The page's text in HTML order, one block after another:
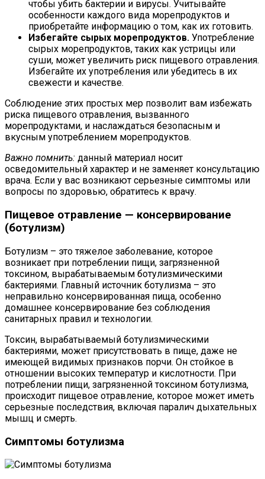
чтобы убить бактерии и вирусы. Учитывайте
особенности каждого вида морепродуктов и
приобретайте информацию о том, как их готовить.
Избегайте сырых морепродуктов. Употребление
сырых морепродуктов, таких как устрицы или
суши, может увеличить риск пищевого отравления.
Избегайте их употребления или убедитесь в их
свежести и качестве.
Соблюдение этих простых мер позволит вам избежать
риска пищевого отравления, вызванного
морепродуктами, и наслаждаться безопасным и
вкусным употреблением морепродуктов.
Важно помнить: данный материал носит
осведомительный характер и не заменяет консультацию
врача. Если у вас возникают серьезные симптомы или
вопросы по здоровью, обратитесь к врачу.
Пищевое отравление — консервирование
(ботулизм)
Ботулизм – это тяжелое заболевание, которое
возникает при потреблении пищи, загрязненной
токсином, вырабатываемым ботулизмическими
бактериями. Главный источник ботулизма – это
неправильно консервированная пища, особенно
домашнее консервирование без соблюдения
санитарных правил и технологии.
Токсин, вырабатываемый ботулизмическими
бактериями, может присутствовать в пище, даже не
имеющей видимых признаков порчи. Он стойкое в
отношении высоких температур и кислотности. При
потреблении пищи, загрязненной токсином ботулизма,
происходит пищевое отравление, которое может иметь
серьезные последствия, включая паралич дыхательных
мышц и смерть.
Симптомы ботулизма